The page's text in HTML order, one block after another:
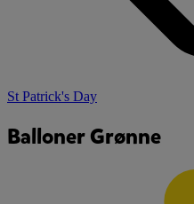
St Patrick's Day
Balloner Grønne